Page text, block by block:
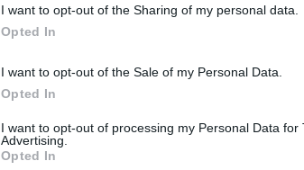
I want to opt-out of the Sharing of my personal data.
Opted In
I want to opt-out of the Sale of my Personal Data.
Opted In
I want to opt-out of processing my Personal Data for
Advertising.
Opted In